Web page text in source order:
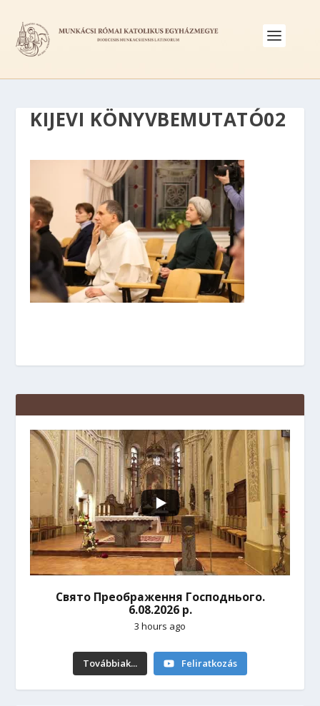
KIJEVI KÖNYVBEMUTATÓ02
Свято Преображення Господнього.
6.08.2026 р.
3 hours ago
Továbbiak... Feliratkozás